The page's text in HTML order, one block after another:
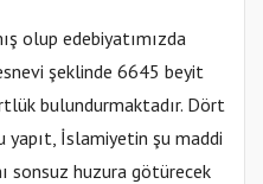
olup edebiyatımızda
şeklinde 6645 beyit
bulundurmaktadır. Dört
yapıt, İslamiyetin şu maddi
sonsuz huzura götürecek